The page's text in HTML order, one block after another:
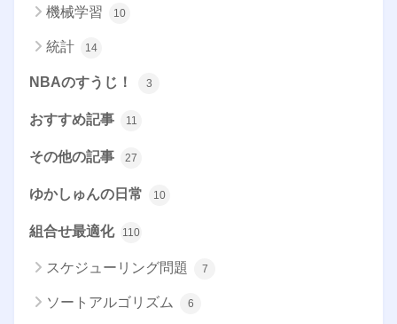
機械学習 10
統計 14
NBAのすうじ！ 3
おすすめ記事 11
その他の記事 27
ゆかしゅんの日常 10
組合せ最適化 110
スケジューリング問題 7
ソートアルゴリズム 6